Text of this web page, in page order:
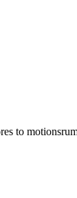
to